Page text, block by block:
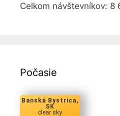
Celkom návštevníkov: 8
Počasie
Banská Bystrica,
SK
clear sky